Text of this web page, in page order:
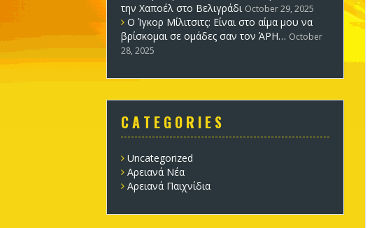
την Χαποέλ στο Βελιγράδι October 29, 2025
Ο Ίγκορ Μίλιτσιτς: Είναι στο αίμα μου να
βρίσκομαι σε ομάδες σαν τον ΆΡΗ… October
28, 2025
C A T E G O R I E S
Uncategorized
Αρειανά Νέα
Αρειανά Παιχνίδια